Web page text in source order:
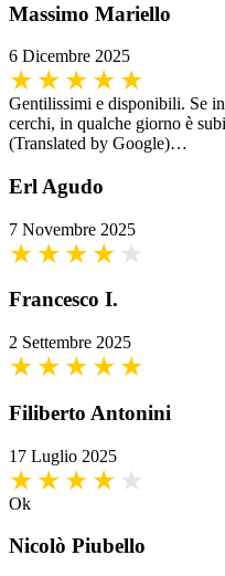
Massimo Mariello
6 Dicembre 2025
Gentilissimi e disponibili. Se
cerchi, in qualche giorno è
(Translated by Google)…
Erl Agudo
7 Novembre 2025
Francesco I.
2 Settembre 2025
Filiberto Antonini
17 Luglio 2025
Ok
Nicolò Piubello